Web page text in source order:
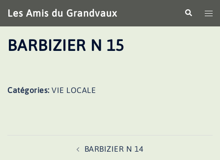
au
contenu
Les Amis du Grandvaux
le
BARBIZIER N 15
Catégories: VIE LOCALE
BARBIZIER N 14